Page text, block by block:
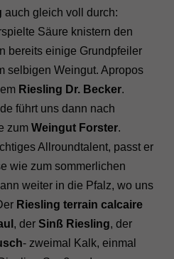
auch gleich voll durch:
Säure knistern den
bereits einige Grundpfeiler
selbigen Weingut. Apropos
Riesling Dr. Becker.
führt uns dann nach
zum Weingut Forster.
Allroundtalent, passt er
wie zum sommerlichen
weiter in die Pfalz, wo uns
Riesling terrain calcaire
, der Sinß Riesling, der
- zweimal Kalk, einmal